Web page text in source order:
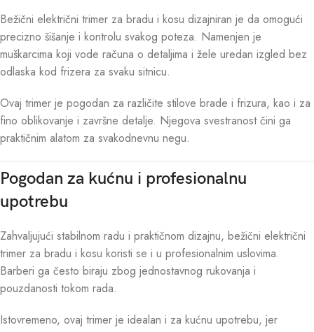
Bežični električni trimer za bradu i kosu dizajniran je da omogući
precizno šišanje i kontrolu svakog poteza. Namenjen je
muškarcima koji vode računa o detaljima i žele uredan izgled bez
odlaska kod frizera za svaku sitnicu.
Ovaj trimer je pogodan za različite stilove brade i frizura, kao i za
fino oblikovanje i završne detalje. Njegova svestranost čini ga
praktičnim alatom za svakodnevnu negu.
Pogodan za kućnu i profesionalnu
upotrebu
Zahvaljujući stabilnom radu i praktičnom dizajnu, bežični električni
trimer za bradu i kosu koristi se i u profesionalnim uslovima.
Barberi ga često biraju zbog jednostavnog rukovanja i
pouzdanosti tokom rada.
Istovremeno, ovaj trimer je idealan i za kućnu upotrebu, jer